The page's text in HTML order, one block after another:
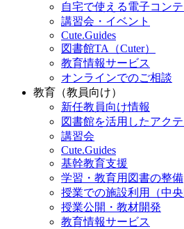
自宅で使える電子コン
講習会・イベント
Cute.Guides
図書館TA（Cuter）
教育情報サービス
オンラインでのご相談
教育（教員向け）
新任教員向け情報
図書館を活用したアク
講習会
Cute.Guides
基幹教育支援
学習・教育用図書の整備
授業での施設利用（中央
授業公開・教材開発
教育情報サービス